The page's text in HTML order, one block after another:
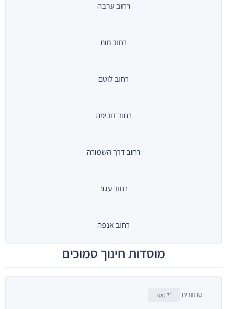
רחוב ערבה
רחוב תות
רחוב לוטם
רחוב דוכיפת
רחוב דרך השמורה
רחוב עגור
רחוב אנפה
מוסדות חינוך סמוכים
סתוונית 71 מטר